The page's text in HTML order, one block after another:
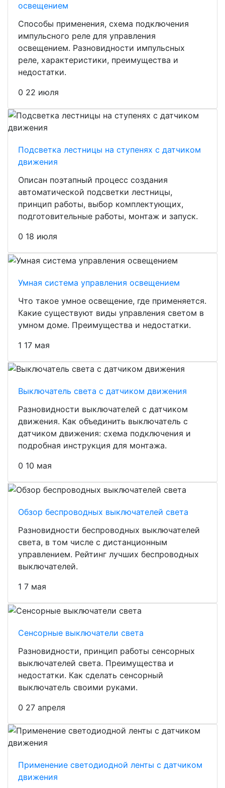
освещением
Способы применения, схема подключения
импульсного реле для управления
освещением. Разновидности импульсных
реле, характеристики, преимущества и
недостатки.
0 22 июля
Подсветка лестницы на ступенях с датчиком
движения
Описан поэтапный процесс создания
автоматической подсветки лестницы,
принцип работы, выбор комплектующих,
подготовительные работы, монтаж и запуск.
0 18 июля
Умная система управления освещением
Что такое умное освещение, где применяется.
Какие существуют виды управления светом в
умном доме. Преимущества и недостатки.
1 17 мая
Выключатель света с датчиком движения
Разновидности выключателей с датчиком
движения. Как объединить выключатель с
датчиком движения: схема подключения и
подробная инструкция для монтажа.
0 10 мая
Обзор беспроводных выключателей света
Разновидности беспроводных выключателей
света, в том числе с дистанционным
управлением. Рейтинг лучших беспроводных
выключателей.
1 7 мая
Сенсорные выключатели света
Разновидности, принцип работы сенсорных
выключателей света. Преимущества и
недостатки. Как сделать сенсорный
выключатель своими руками.
0 27 апреля
Применение светодиодной ленты с датчиком
движения